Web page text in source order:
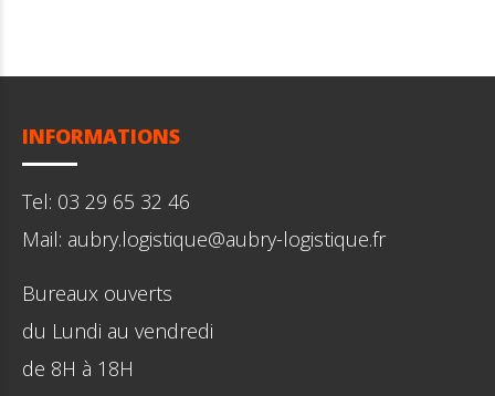
INFORMATIONS
Tel: 03 29 65 32 46
Mail: aubry.logistique@aubry-logistique.fr
Bureaux ouverts
du Lundi au vendredi
de 8H à 18H